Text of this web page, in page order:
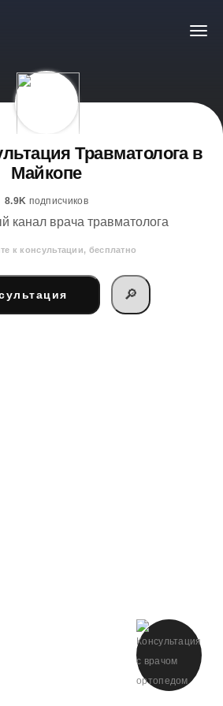
Травматолога в
Майкопе
8.9K подписчиков
канал врача травматолога
к консультации, бесплатно
🔎